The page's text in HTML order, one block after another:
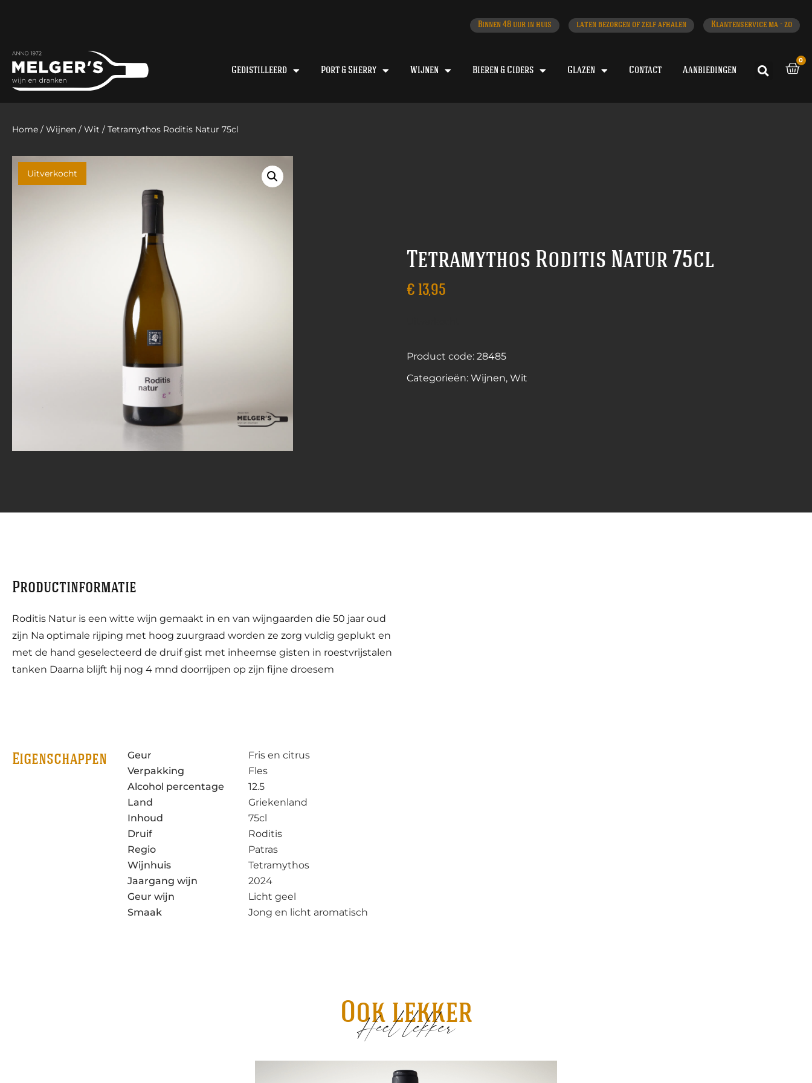
Binnen 48 uur in huis laten bezorgen of zelf afhalen Klantenservice ma - zo
Gedistilleerd Port & Sherry Wijnen Bieren & Ciders Glazen Contact Aanbiedingen
0
Home / Wijnen / Wit / Tetramythos Roditis Natur 75cl
Uitverkocht
Tetramythos Roditis Natur 75cl
€ 13,95
Product code: 28485
Categorieën:Wijnen,Wit
Productinformatie
Roditis Natur is een witte wijn gemaakt in en van wijngaarden die 50 jaar oud
zijn Na optimale rijping met hoog zuurgraad worden ze zorg vuldig geplukt en
met de hand geselecteerd de druif gist met inheemse gisten in roestvrijstalen
tanken Daarna blijft hij nog 4 mnd doorrijpen op zijn fijne droesem
Eigenschappen Geur
Fris en citrus
Verpakking
Fles
Alcohol percentage
12.5
Land
Griekenland
Inhoud
75cl
Druif
Roditis
Regio
Patras
Wijnhuis
Tetramythos
Jaargang wijn
2024
Geur wijn
Licht geel
Smaak
Jong en licht aromatisch
Ook lekker
Heel lekker